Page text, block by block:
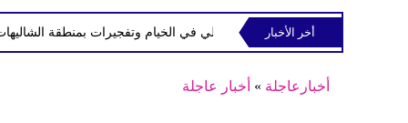
توغل إسرائيلي في الخيام وتفجيرات بمنطقة الشاليهات جنوب
أخر الأخبار
أخبارعاجلة » أخبار عاجلة